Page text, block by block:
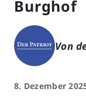
Burghof
Von
8. Dezember